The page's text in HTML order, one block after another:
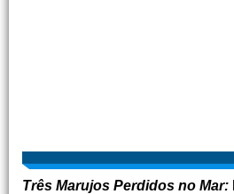
Três Marujos Perdidos no Mar: